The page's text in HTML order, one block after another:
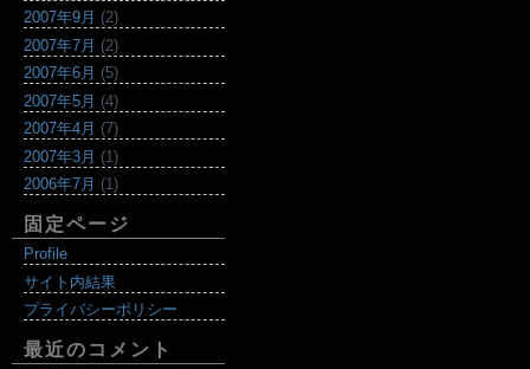
2007年9月 (2)
2007年7月 (2)
2007年6月 (5)
2007年5月 (4)
2007年4月 (7)
2007年3月 (1)
2006年7月 (1)
固定ページ
Profile
サイト内結果
プライバシーポリシー
最近のコメント